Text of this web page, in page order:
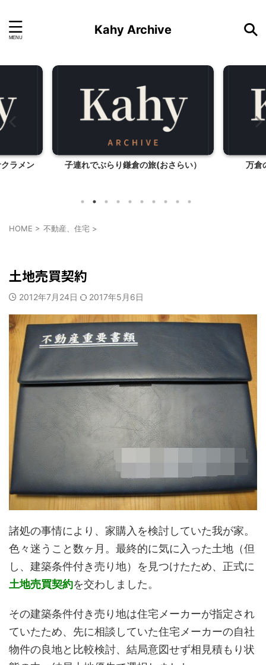
Kahy Archive
らい） 万倉の大岩郷（山口県美祢市） ギョ
HOME > 不動産、住宅 >
土地売買契約
2012年7月24日 2017年5月6日
諸処の事情により、家購入を検討していた我が家。
色々迷うこと数ヶ月。最終的に気に入った土地（但
し、建築条件付き売り地）を見つけたため、正式に
土地売買契約を交わしました。
その建築条件付き売り地は住宅メーカーが指定され
ていたため、先に相談していた住宅メーカーの自社
物件の良地と比較検討、結局意図せず相見積もり状